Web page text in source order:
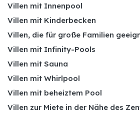
Villen mit Innenpool
Villen mit Kinderbecken
Villen, die für große Familien
Villen mit Infinity-Pools
Villen mit Sauna
Villen mit Whirlpool
Villen mit beheiztem Pool
Villen zur Miete in der Nähe des